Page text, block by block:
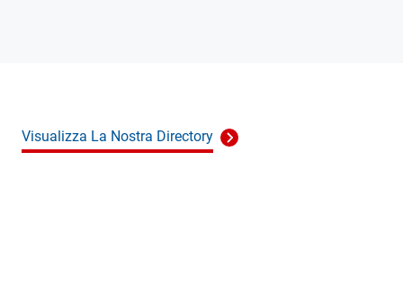
Visualizza La Nostra Directory